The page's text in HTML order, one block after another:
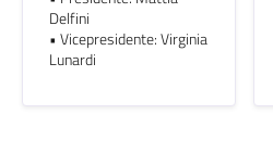
Delfini
• Vicepresidente: Virginia
Lunardi